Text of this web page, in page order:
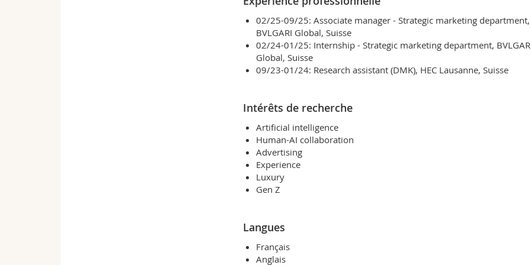
02/25-09/25: Associate manager - Strategic marketing department,
BVLGARI Global, Suisse
02/24-01/25: Internship - Strategic marketing department,
Global, Suisse
09/23-01/24: Research assistant (DMK), HEC Lausanne, Suisse
Intérêts de recherche
Artificial intelligence
Human-AI collaboration
Advertising
Experience
Luxury
Gen Z
Langues
Français
Anglais